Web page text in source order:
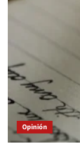
Opinión